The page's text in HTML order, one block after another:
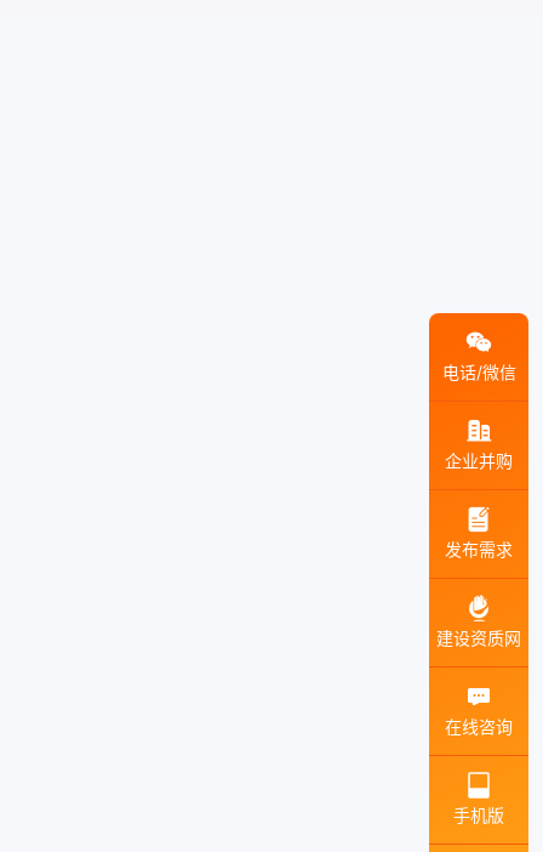
电话/微信
企业并购
发布需求
建设资质网
在线咨询
手机版